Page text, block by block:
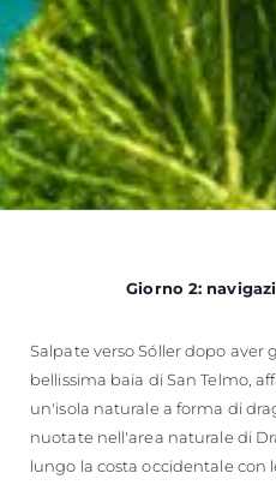
Giorno 2:
Salpate verso Sóller dopo aver
bellissima baia di San Telmo,
un'isola naturale a forma di
nuotate nell'area naturale di
lungo la costa occidentale con